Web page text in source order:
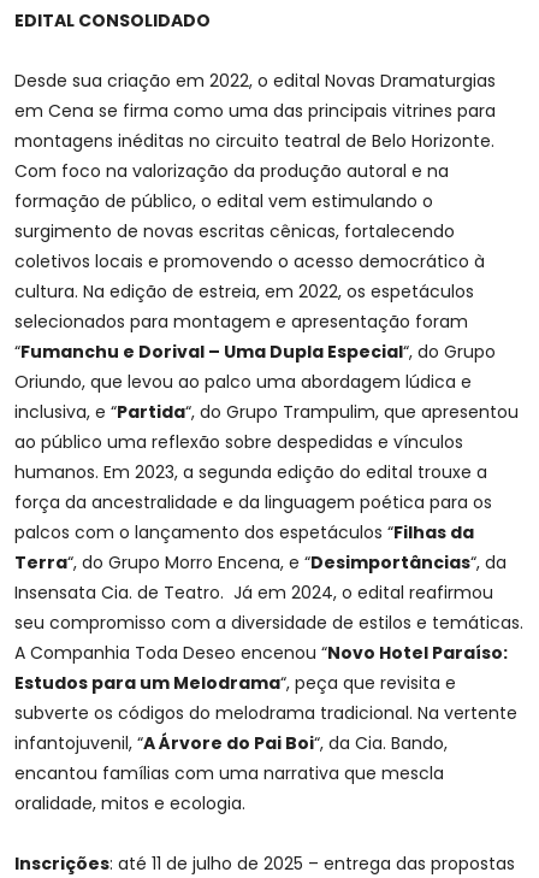
EDITAL CONSOLIDADO
Desde sua criação em 2022, o edital Novas Dramaturgias
em Cena se firma como uma das principais vitrines para
montagens inéditas no circuito teatral de Belo Horizonte.
Com foco na valorização da produção autoral e na
formação de público, o edital vem estimulando o
surgimento de novas escritas cênicas, fortalecendo
coletivos locais e promovendo o acesso democrático à
cultura. Na edição de estreia, em 2022, os espetáculos
selecionados para montagem e apresentação foram
“Fumanchu e Dorival – Uma Dupla Especial“, do Grupo
Oriundo, que levou ao palco uma abordagem lúdica e
inclusiva, e “Partida“, do Grupo Trampulim, que apresentou
ao público uma reflexão sobre despedidas e vínculos
humanos. Em 2023, a segunda edição do edital trouxe a
força da ancestralidade e da linguagem poética para os
palcos com o lançamento dos espetáculos “Filhas da
Terra“, do Grupo Morro Encena, e “Desimportâncias“, da
Insensata Cia. de Teatro. Já em 2024, o edital reafirmou
seu compromisso com a diversidade de estilos e temáticas.
A Companhia Toda Deseo encenou “Novo Hotel Paraíso:
Estudos para um Melodrama“, peça que revisita e
subverte os códigos do melodrama tradicional. Na vertente
infantojuvenil, “A Árvore do Pai Boi“, da Cia. Bando,
encantou famílias com uma narrativa que mescla
oralidade, mitos e ecologia.
Inscrições: até 11 de julho de 2025 – entrega das propostas